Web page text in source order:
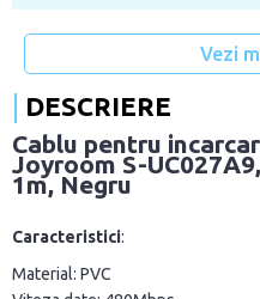
Vezi
DESCRIERE
Cablu pentru
Joyroom S-
1m, Negru
Caracteristici:
Material: PVC